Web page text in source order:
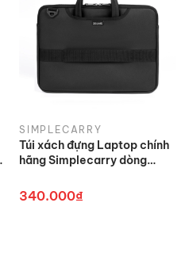
SIMPLECARRY
Túi xách đựng Laptop chính
hãng Simplecarry dòng
340.000₫